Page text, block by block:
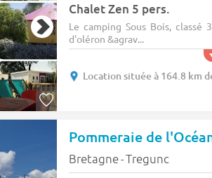
Chalet Zen 5 pers.
Le camping Sous Bois,
d'oléron &agrav...
Location située à 164.8 km
Pommeraie de
Bretagne-Tregunc